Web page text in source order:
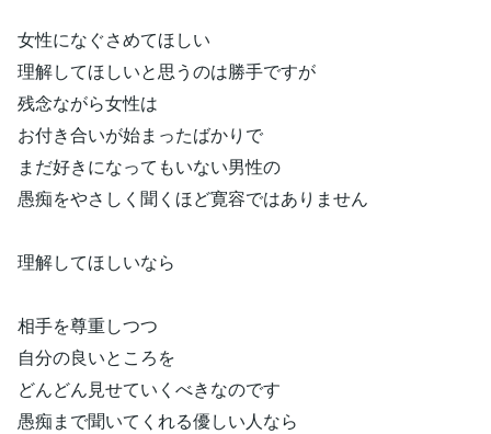
女性になぐさめてほしい
理解してほしいと思うのは勝手ですが
残念ながら女性は
お付き合いが始まったばかりで
まだ好きになってもいない男性の
愚痴をやさしく聞くほど寛容ではありません
理解してほしいなら
相手を尊重しつつ
自分の良いところを
どんどん見せていくべきなのです
愚痴まで聞いてくれる優しい人なら